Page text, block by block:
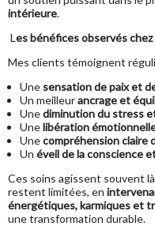
intérieure.
Les bénéfices observés
Mes clients témoignent
Une sensation de paix et
Un meilleurancrage et
Unediminution du stress
Unelibération
Unecompréhension claire
Un éveil de la conscience
Ces soins agissent souvent
restent limitées, en
énergétiques, karmiques et
une transformation durable.